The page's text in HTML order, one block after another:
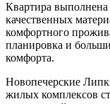
Квартира выполнена
качественных
комфортного
планировка и
комфорта.
Новопечерские
жилых комплексов